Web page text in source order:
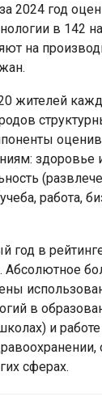
2024 год
в 142
на
жителей
здоровье
работа,
год в
в
и
сферах.